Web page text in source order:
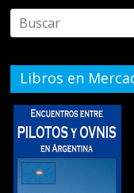
Libros en